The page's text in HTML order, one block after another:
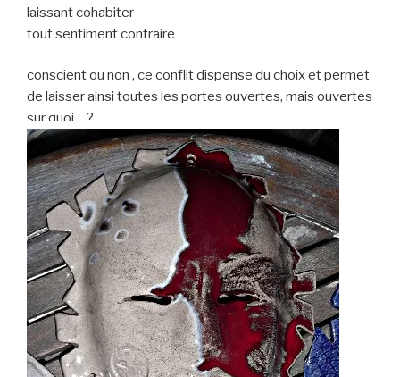
laissant cohabiter
tout sentiment contraire
conscient ou non , ce conflit dispense du choix et permet
de laisser ainsi toutes les portes ouvertes, mais ouvertes
sur quoi… ?